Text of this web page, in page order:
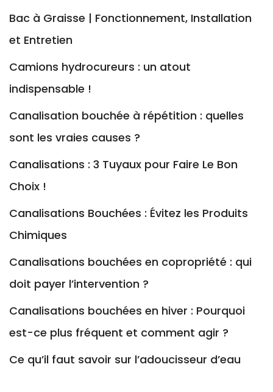
Bac à Graisse | Fonctionnement, Installation
et Entretien
Camions hydrocureurs : un atout
indispensable !
Canalisation bouchée à répétition : quelles
sont les vraies causes ?
Canalisations : 3 Tuyaux pour Faire Le Bon
Choix !
Canalisations Bouchées : Évitez les Produits
Chimiques
Canalisations bouchées en copropriété : qui
doit payer l’intervention ?
Canalisations bouchées en hiver : Pourquoi
est-ce plus fréquent et comment agir ?
Ce qu’il faut savoir sur l’adoucisseur d’eau